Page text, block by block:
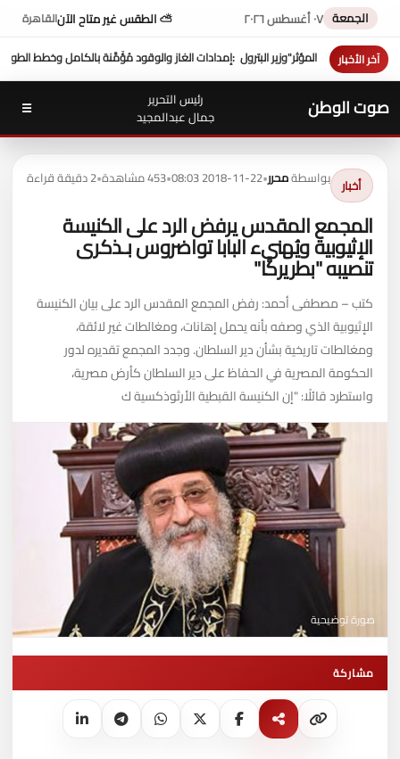
الجمعة ٠٧ أغسطس ٢٠٢٦ ⛅ الطقس غير متاح الآنالقاهرة
آخر الأخبار
صلاح عامر: نعمل على ترسيخ مكانةمُؤَمَّنة بالكامل وخطط الطوارئ أثبتت جاهزيته
صوت الوطن
رئيس التحرير
جمال عبدالمجيد
☰
أخبار بواسطةمحرر•
2018-11-22 08:03
•453 مشاهدة •2 دقيقة قراءة
المجمع المقدس يرفض الرد على الكنيسة
الإثيوبية ويُهنيء البابا تواضروس بـذكرى
تنصيبه "بطريركًا"
كتب – مصطفى أحمد: رفض المجمع المقدس الرد على بيان الكنيسة
الإثيوبية الذي وصفه بأنه يحمل إهانات، ومغالطات غير لائقة،
ومغالطات تاريخية بشأن دير السلطان. وجدد المجمع تقديره لدور
الحكومة المصرية في الحفاظ على دير السلطان كأرض مصرية،
واستطرد قائلًا: "إن الكنيسة القبطية الأرثوذكسية ك
صورة توضيحية
مشاركة